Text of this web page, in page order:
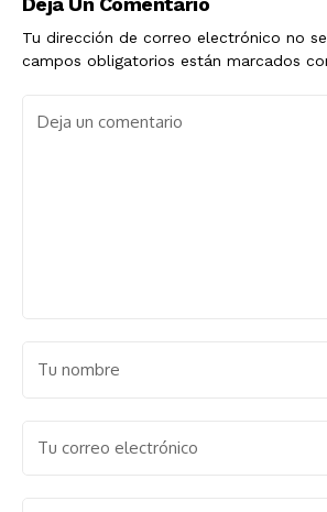
Tu dirección de correo electrónico no
campos obligatorios están marcados